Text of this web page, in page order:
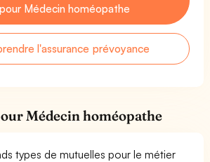
Médecin homéopathe
l'assurance prévoyance
Médecin homéopathe
types de mutuelles pour le métier